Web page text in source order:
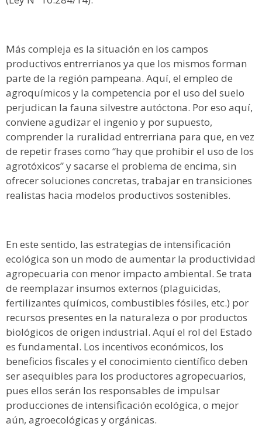
Más compleja es la situación en los campos
productivos entrerrianos ya que los mismos forman
parte de la región pampeana. Aquí, el empleo de
agroquímicos y la competencia por el uso del suelo
perjudican la fauna silvestre autóctona. Por eso aquí,
conviene agudizar el ingenio y por supuesto,
comprender la ruralidad entrerriana para que, en vez
de repetir frases como “hay que prohibir el uso de los
agrotóxicos” y sacarse el problema de encima, sin
ofrecer soluciones concretas, trabajar en transiciones
realistas hacia modelos productivos sostenibles.
En este sentido, las estrategias de intensificación
ecológica son un modo de aumentar la productividad
agropecuaria con menor impacto ambiental. Se trata
de reemplazar insumos externos (plaguicidas,
fertilizantes químicos, combustibles fósiles, etc.) por
recursos presentes en la naturaleza o por productos
biológicos de origen industrial. Aquí el rol del Estado
es fundamental. Los incentivos económicos, los
beneficios fiscales y el conocimiento científico deben
ser asequibles para los productores agropecuarios,
pues ellos serán los responsables de impulsar
producciones de intensificación ecológica, o mejor
aún, agroecológicas y orgánicas.